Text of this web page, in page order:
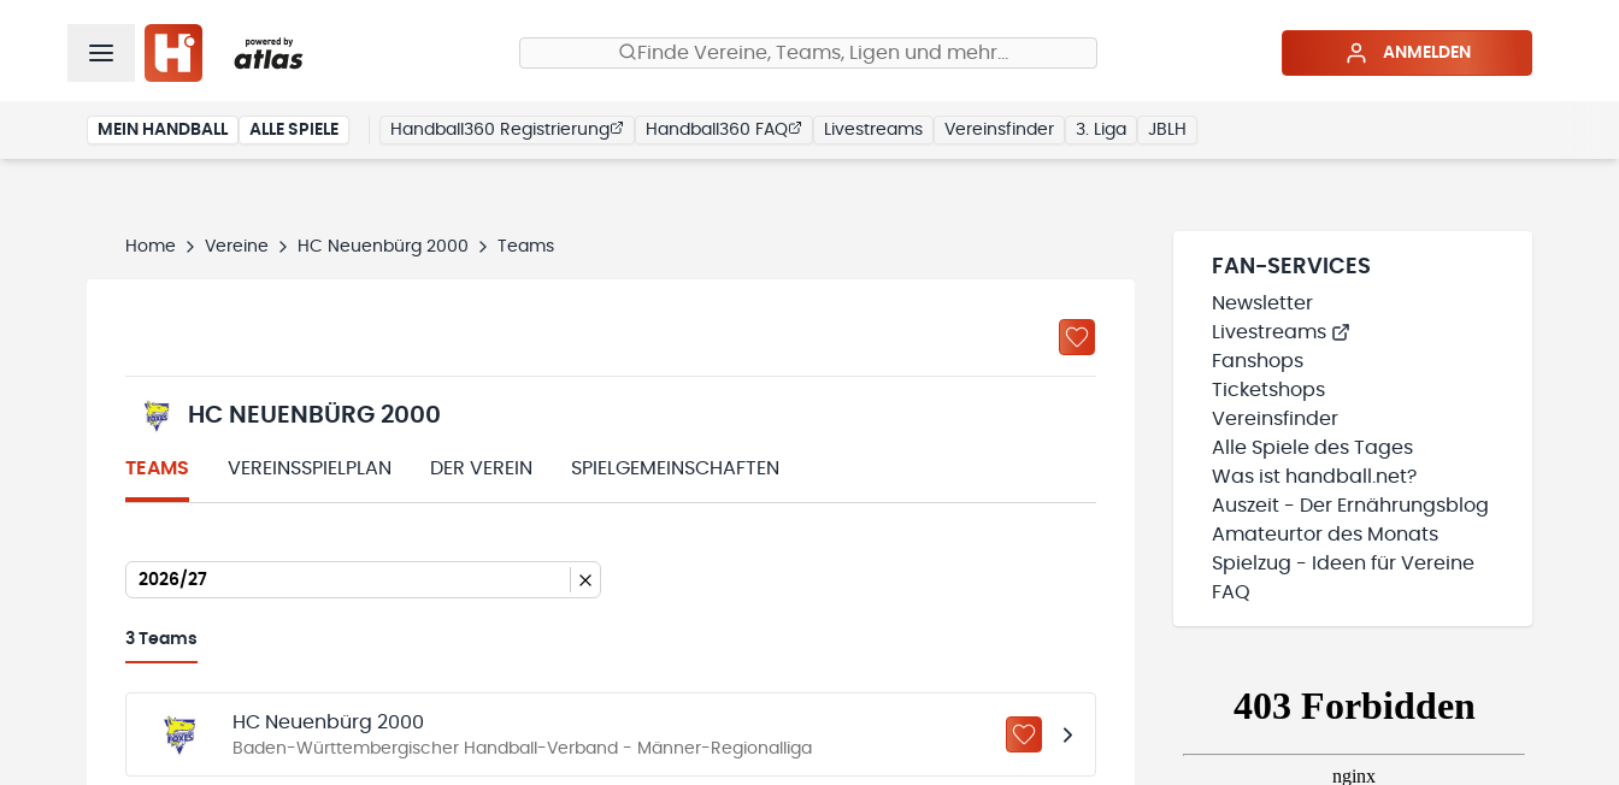
Finde Vereine, Teams, Ligen und mehr… ANMELDEN
MEIN HANDBALL ALLE SPIELE Handball360 Registrierung Handball360 FAQ Livestreams Vereinsfinder 3. Liga JBLH
Home Vereine HC Neuenbürg 2000 Teams
HC NEUENBÜRG 2000
TEAMS VEREINSSPIELPLAN DER VEREIN SPIELGEMEINSCHAFTEN
2026/27
3 Teams
HC Neuenbürg 2000
Baden-Württembergischer Handball-Verband - Männer-Regionalliga ZU „MEINE TEAMS“ HINZUFÜGEN
FAN-SERVICES
Newsletter
Livestreams
Fanshops
Ticketshops
Vereinsfinder
Alle Spiele des Tages
Was ist handball.net?
Auszeit - Der Ernährungsblog
Amateurtor des Monats
Spielzug - Ideen für Vereine
FAQ